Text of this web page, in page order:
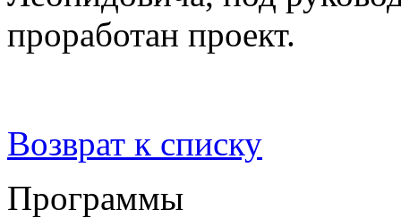
проработан проект.
Возврат к списку
Программы